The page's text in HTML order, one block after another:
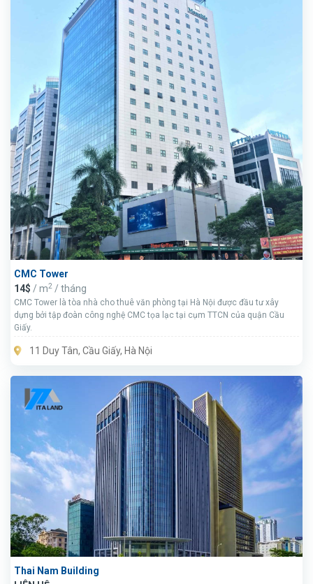
CMC Tower
14$ / m2 / tháng
CMC Tower là tòa nhà cho thuê văn phòng tại Hà Nội được đầu tư xây
dựng bởi tập đoàn công nghệ CMC tọa lạc tại cụm TTCN của quận Cầu
Giấy.
11 Duy Tân, Cầu Giấy, Hà Nội
Thai Nam Building